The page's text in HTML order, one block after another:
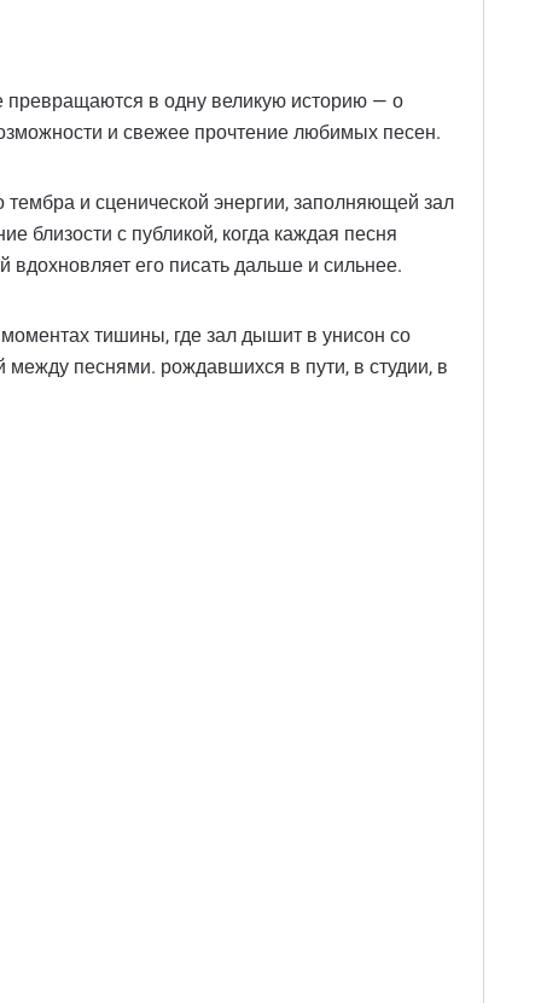
превращаются в одну великую историю — о
и свежее прочтение любимых песен.
тембра и сценической энергии, заполняющей зал
близости с публикой, когда каждая песня
вдохновляет его писать дальше и сильнее.
тишины, где зал дышит в унисон со
между песнями. рождавшихся в пути, в студии, в